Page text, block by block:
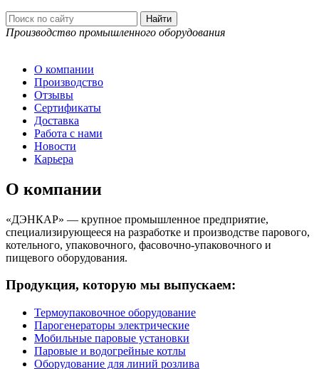
Производство промышленного оборудования
О компании
Производство
Отзывы
Сертификаты
Доставка
Работа с нами
Новости
Карьера
О компании
«ДЭНКАР» — крупное промышленное предприятие,
специализирующееся на разработке и производстве парового,
котельного, упаковочного, фасовочно-упаковочного и
пищевого оборудования.
Продукция, которую мы выпускаем:
Термоупаковочное оборудование
Парогенераторы электрические
Мобильные паровые установки
Паровые и водогрейные котлы
Оборудование для линий розлива